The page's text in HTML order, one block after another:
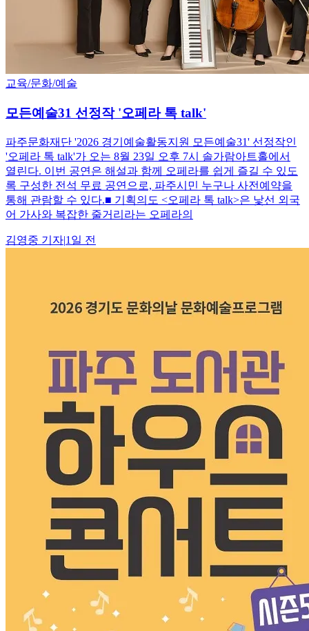
교육/문화/예술
모든예술31 선정작 '오페라 톡 talk'
파주문화재단 '2026 경기예술활동지원 모든예술31' 선정작인
'오페라 톡 talk'가 오는 8월 23일 오후 7시 솔가람아트홀에서
열린다. 이번 공연은 해설과 함께 오페라를 쉽게 즐길 수 있도
록 구성한 전석 무료 공연으로, 파주시민 누구나 사전예약을
통해 관람할 수 있다.■ 기획의도 <오페라 톡 talk>은 낯선 외국
어 가사와 복잡한 줄거리라는 오페라의
김영중 기자|1일 전